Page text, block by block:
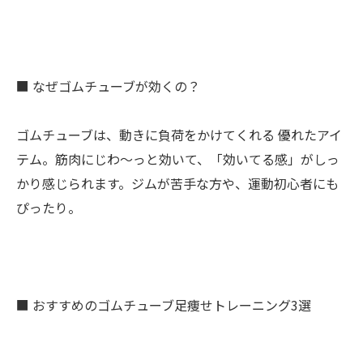
■ なぜゴムチューブが効くの？
ゴムチューブは、動きに負荷をかけてくれる 優れたアイ
テム。筋肉にじわ〜っと効いて、「効いてる感」がしっ
かり感じられます。ジムが苦手な方や、運動初心者にも
ぴったり。
■ おすすめのゴムチューブ足痩せトレーニング3選